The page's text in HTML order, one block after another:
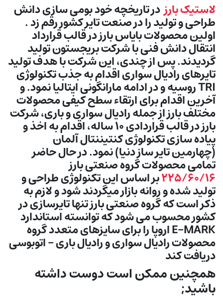
لاستیک بارزدر تاریخچه خود بومی سازی دانش
طراحی و تولید را در صنعت تایر کشور رقم زد .
اولین محصولات بایاس بارز در قالب قرارداد
انتقال دانش فنی با شرکت بريجستون تولید
گردیدند. پس از چندی، اين شركت با هدف تولید
تایرهای رادیال سواری اقدام به جذب تكنولوژی
TRI روسيه و در ادامه مارانگونی ايتاليا نمود. و
آخرین اقدام برای ارتقاء سطح کیفی محصولات
مختلف بارز از جمله رادیال سواری و باری، شرکت
بارز در قالب قراردادی ۱۰ ساله، اقدام به اخذ و
پياده سازی تكنولوژی كنتيننتال آلمان
(چهارمین تایر ساز دنیا) نمود. در حال حاضر
تمامی محصولات گروه صنعتی بارز
۲۲۵/۶۰/۱۶بر اساس این تكنولوژی طراحی و
تولید شده و روانه بازار ميگردند شود و لازم به
ذکر است که گروه صنعتی بارز تنها تایرسازی در
کشور محسوب می شود که توانسته استاندارد
E-MARK اروپا را برای سایزهای متعدد گروه
محصولات رادیال سواری و رادیال باری – اتوبوسی
دریافت کند
همچنین ممکن است دوست داشته
باشید;